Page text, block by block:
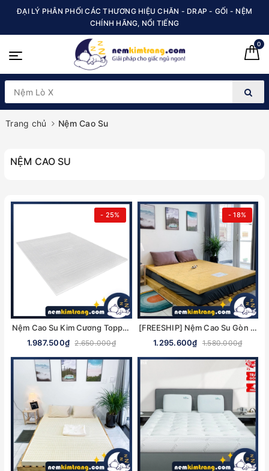
ĐẠI LÝ PHÂN PHỐI CÁC THƯƠNG HIỆU CHĂN - DRAP - GỐI - NỆM
CHÍNH HÃNG, NỔI TIẾNG
0
Trang chủ Nệm Cao Su
NỆM CAO SU
- 25%
Nệm Cao Su Kim Cương Topper - NHIỀU KÍCH THƯỚC, CHÍNH HÃNG
1.987.500₫ 2.650.000₫
- 18%
[FREESHIP] Nệm Cao Su Gòn Ép Gấp 3 Ultra Care Vạn Thành - CHÍNH HÃNG, BẢO HÀNH 5 NĂM
1.295.600₫ 1.580.000₫